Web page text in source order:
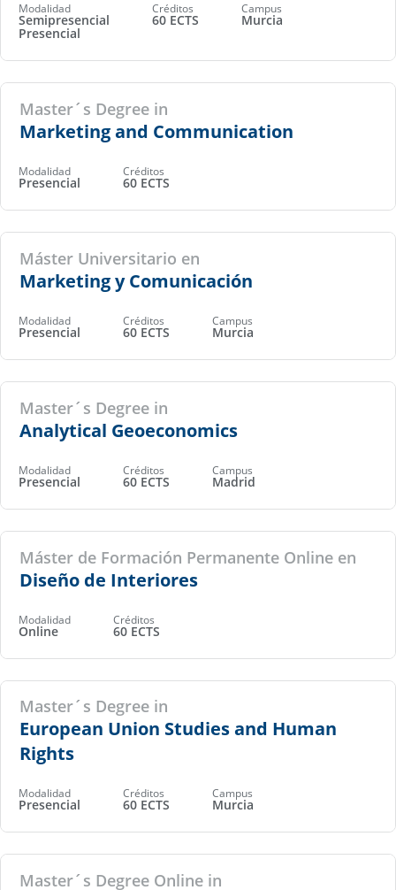
Modalidad
Semipresencial
Presencial
Créditos
60 ECTS
Campus
Murcia
Master´s Degree in
Marketing and Communication
Modalidad
Presencial
Créditos
60 ECTS
Máster Universitario en
Marketing y Comunicación
Modalidad
Presencial
Créditos
60 ECTS
Campus
Murcia
Master´s Degree in
Analytical Geoeconomics
Modalidad
Presencial
Créditos
60 ECTS
Campus
Madrid
Máster de Formación Permanente Online en
Diseño de Interiores
Modalidad
Online
Créditos
60 ECTS
Master´s Degree in
European Union Studies and Human
Rights
Modalidad
Presencial
Créditos
60 ECTS
Campus
Murcia
Master´s Degree Online in